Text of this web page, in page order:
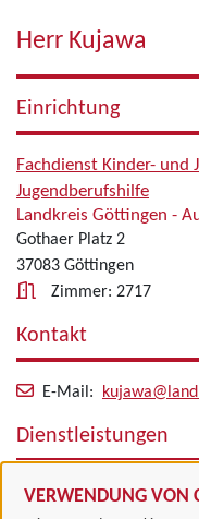
VERWENDUNG VON
Herr Kujawa
Einrichtung
Fachdienst Kinder- und
Jugendberufshilfe
Landkreis Göttingen -
Gothaer Platz 2
37083 Göttingen
Zimmer: 2717
Kontakt
E-Mail:
Dienstleistungen
Alle zugeordneten